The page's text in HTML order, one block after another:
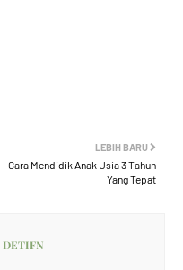
LEBIH BARU
Cara Mendidik Anak Usia 3 Tahun
Yang Tepat
DETIFN